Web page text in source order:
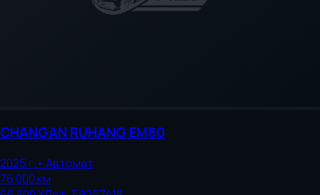
CHANGAN RUHANG EM80
2025г.• Автомат
76 000км